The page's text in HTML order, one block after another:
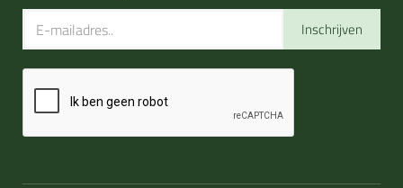
Inschrijven